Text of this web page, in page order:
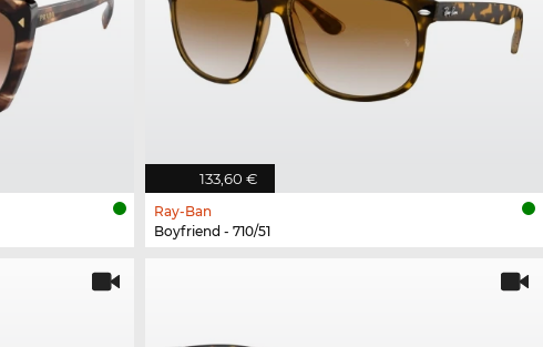
133,60 €
Ray-Ban
Boyfriend - 710/51